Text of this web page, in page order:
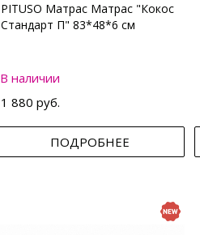
PITUSO Матрас Матрас "Кокос
Стандарт П" 83*48*6 см
В наличии
1 880 руб.
ПОДРОБНЕЕ